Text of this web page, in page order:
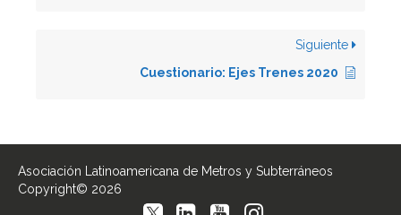
Siguiente
Cuestionario: Ejes Trenes 2020
Asociación Latinoamericana de Metros y Subterráneos
Copyright© 2026